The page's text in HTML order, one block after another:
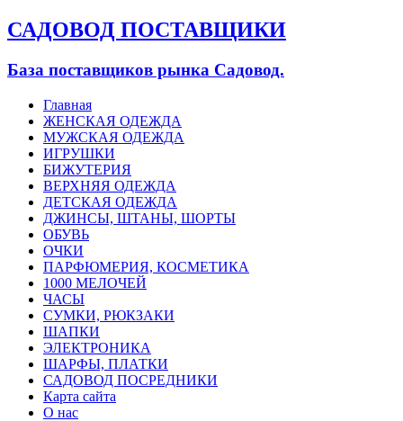
САДОВОД ПОСТАВЩИКИ
База поставщиков рынка Садовод.
Главная
ЖЕНСКАЯ ОДЕЖДА
МУЖСКАЯ ОДЕЖДА
ИГРУШКИ
БИЖУТЕРИЯ
ВЕРХНЯЯ ОДЕЖДА
ДЕТСКАЯ ОДЕЖДА
ДЖИНСЫ, ШТАНЫ, ШОРТЫ
ОБУВЬ
ОЧКИ
ПАРФЮМЕРИЯ, КОСМЕТИКА
1000 МЕЛОЧЕЙ
ЧАСЫ
СУМКИ, РЮКЗАКИ
ШАПКИ
ЭЛЕКТРОНИКА
ШАРФЫ, ПЛАТКИ
САДОВОД ПОСРЕДНИКИ
Карта сайта
О нас